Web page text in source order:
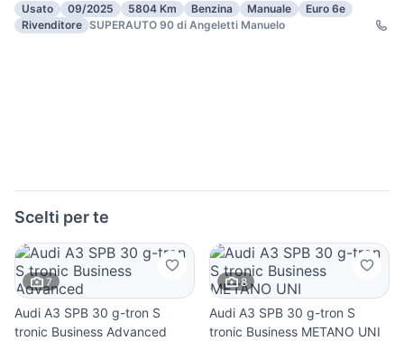
Usato
09/2025 5804 Km Benzina Manuale
Euro 6e
Rivenditore SUPERAUTO 90 di Angeletti Manuelo
Scelti per te
7
Audi A3 SPB 30 g-tron S
tronic Business Advanced
8
Audi A3 SPB 30 g-tron S
tronic Business METANO UNI